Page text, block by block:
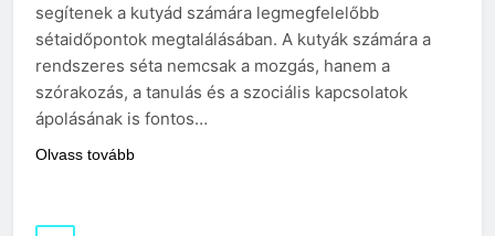
segítenek a kutyád számára legmegfelelőbb
sétaidőpontok megtalálásában. A kutyák számára a
rendszeres séta nemcsak a mozgás, hanem a
szórakozás, a tanulás és a szociális kapcsolatok
ápolásának is fontos…
Olvass tovább